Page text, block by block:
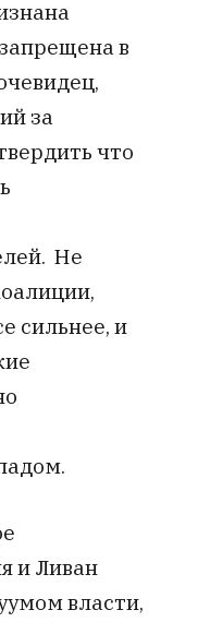
в
за
что
Не
сильнее, и
и Ливан
власти,